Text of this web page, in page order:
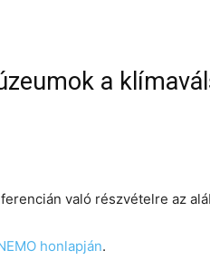
a
való részvételre az
honlapján.